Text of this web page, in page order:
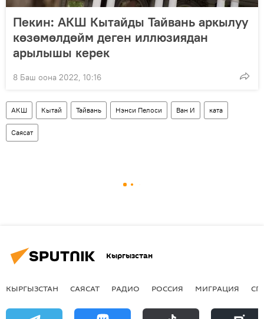
Пекин: АКШ Кытайды Тайвань аркылуу
көзөмөлдөйм деген иллюзиядан
арылышы керек
8 Баш оона 2022, 10:16
АКШ Кытай Тайвань Нэнси Пелоси Ван И ката
Саясат
Кыргызстан
КЫРГЫЗСТАН САЯСАТ РАДИО РОССИЯ МИГРАЦИЯ